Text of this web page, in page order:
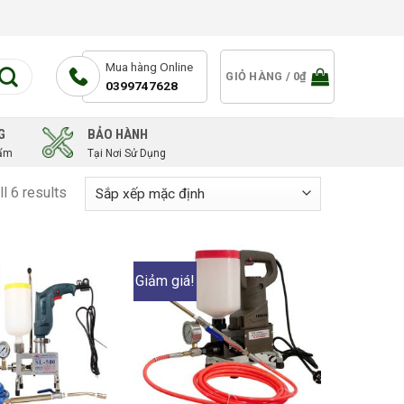
Mua hàng Online
0399747628
GIỎ HÀNG / 0₫
BẢO HÀNH
Tại Nơi Sử Dụng
6 results
Giảm giá!